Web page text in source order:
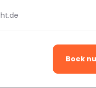
Boek